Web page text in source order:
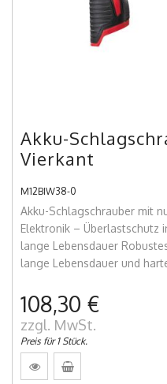
Akku-
Vierkant
M12BIW38-0
Akku-Schlagschrauber mit
Elektronik – Überlastschutz
lange Lebensdauer
lange Lebensdauer und
108,30 €
zzgl. MwSt.
Preis für 1 Stück.